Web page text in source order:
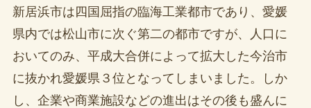
新居浜市は四国屈指の臨海工業都市であり、愛媛
県内では松山市に次ぐ第二の都市ですが、人口に
おいてのみ、平成大合併によって拡大した今治市
に抜かれ愛媛県３位となってしまいました。しか
し、企業や商業施設などの進出はその後も盛んに